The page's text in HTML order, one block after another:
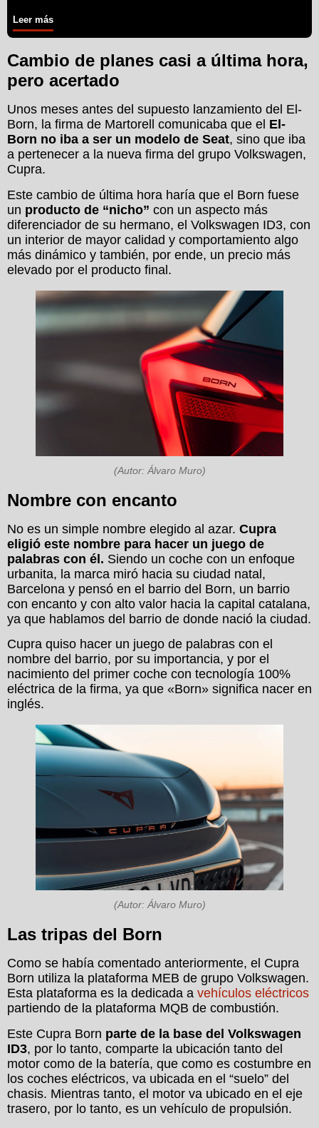
Leer más
Cambio de planes casi a última hora,
pero acertado
Unos meses antes del supuesto lanzamiento del El-
Born, la firma de Martorell comunicaba que el El-
Born no iba a ser un modelo de Seat, sino que iba
a pertenecer a la nueva firma del grupo Volkswagen,
Cupra.
Este cambio de última hora haría que el Born fuese
un producto de “nicho” con un aspecto más
diferenciador de su hermano, el Volkswagen ID3, con
un interior de mayor calidad y comportamiento algo
más dinámico y también, por ende, un precio más
elevado por el producto final.
(Autor: Álvaro Muro)
Nombre con encanto
No es un simple nombre elegido al azar. Cupra
eligió este nombre para hacer un juego de
palabras con él. Siendo un coche con un enfoque
urbanita, la marca miró hacia su ciudad natal,
Barcelona y pensó en el barrio del Born, un barrio
con encanto y con alto valor hacia la capital catalana,
ya que hablamos del barrio de donde nació la ciudad.
Cupra quiso hacer un juego de palabras con el
nombre del barrio, por su importancia, y por el
nacimiento del primer coche con tecnología 100%
eléctrica de la firma, ya que «Born» significa nacer en
inglés.
(Autor: Álvaro Muro)
Las tripas del Born
Como se había comentado anteriormente, el Cupra
Born utiliza la plataforma MEB de grupo Volkswagen.
Esta plataforma es la dedicada a vehículos eléctricos
partiendo de la plataforma MQB de combustión.
Este Cupra Born parte de la base del Volkswagen
ID3, por lo tanto, comparte la ubicación tanto del
motor como de la batería, que como es costumbre en
los coches eléctricos, va ubicada en el “suelo” del
chasis. Mientras tanto, el motor va ubicado en el eje
trasero, por lo tanto, es un vehículo de propulsión.